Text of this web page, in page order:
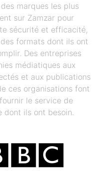
marques les plus
sur Zamzar pour
sécurité et efficacité,
formats dont ils ont
Des entreprises
médiatiques aux
et aux publications
ces organisations font
le service de
dont ils ont besoin.